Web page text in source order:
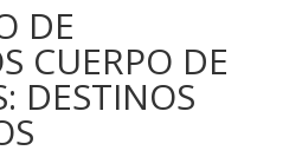
DE
CUERPO DE
DESTINOS